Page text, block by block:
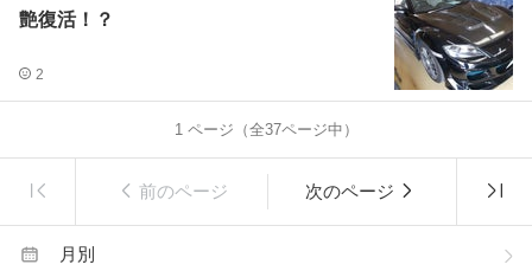
艶復活！？
2
1ページ（全37ページ中）
前のページ 次のページ
月別